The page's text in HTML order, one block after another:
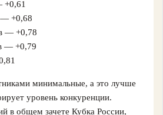
+0,61
— +0,68
— +0,78
— +0,79
минимальные, а это лучше
уровень конкуренции.
в общем зачете Кубка России,